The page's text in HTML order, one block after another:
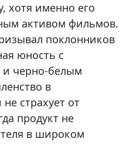
хотя именно его
активом фильмов.
поклонников
юность с
и черно-белым
в
страхует от
продукт не
в широком